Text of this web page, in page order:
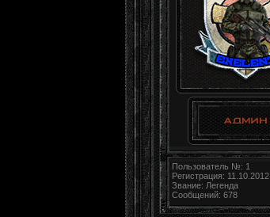
Пользователь №: 1
Регистрация: 11.10.2012
Звание: Легенда
Сообщений: 678